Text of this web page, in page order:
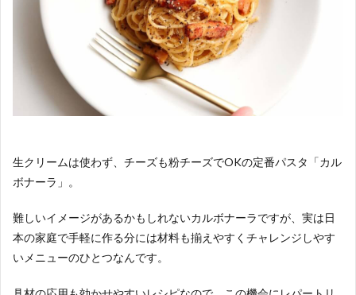
生クリームは使わず、チーズも粉チーズでOKの定番パスタ「カル
ボナーラ」。
難しいイメージがあるかもしれないカルボナーラですが、実は日
本の家庭で手軽に作る分には材料も揃えやすくチャレンジしやす
いメニューのひとつなんです。